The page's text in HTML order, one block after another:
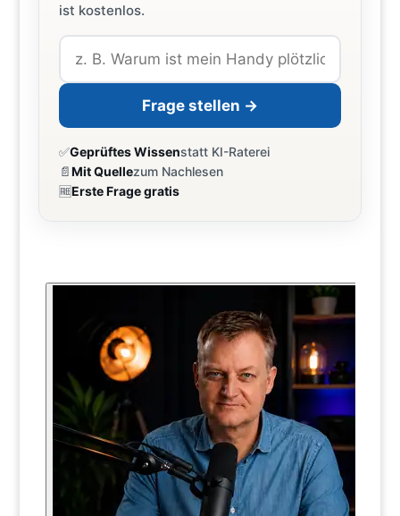
ist kostenlos.
Frage stellen →
✅Geprüftes Wissenstatt KI-Raterei
📄Mit Quellezum Nachlesen
🆓Erste Frage gratis